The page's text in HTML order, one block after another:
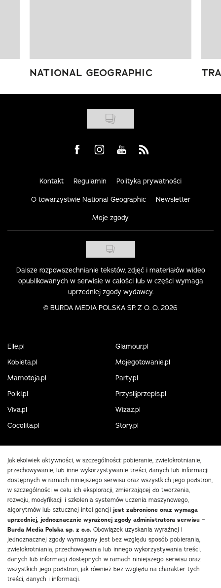
NATIONAL GEOGRAPHIC
Visit us on Facebook
Visit us on Instagram
Visit us on Youtube
Visit us on Rss
Kontakt Regulamin Polityka prywatności
O towarzystwie National Geographic Newsletter
Moje zgody
Dalsze rozpowszechnianie tekstów, zdjęć i materiałów wideo
opublikowanych w serwisie w całości lub w części wymaga
uprzedniej zgody wydawcy.
© BURDA MEDIA POLSKA SP. Z O. O. 2026
Elle.pl
Glamour.pl
Kobieta.pl
Mojegotowanie.pl
Mamotoja.pl
Party.pl
Polki.pl
Przyslijprzepis.pl
Viva.pl
Wizaz.pl
Cocolita.pl
Story.pl
Jakiekolwiek aktywności, w szczególności: pobieranie, zwielokrotnianie,
przechowywanie, lub inne wykorzystywanie treści, danych lub informacji
dostępnych w ramach niniejszego serwisu oraz wszystkich jego podstron,
w szczególności w celu ich eksploracji, zmierzającej do tworzenia,
rozwoju, modyfikacji i szkolenia systemów uczenia maszynowego,
algorytmów lub sztucznej inteligencji jest zabronione oraz wymaga
uprzedniej, jednoznacznie wyrażonej zgody administratora serwisu –
Burda Media Polska sp. z o.o. Obowiązek uzyskania wyraźnej i
jednoznacznej zgody wymagany jest bez względu sposób pobierania,
zwielokrotniania, przechowywania lub innego wykorzystywania treści,
danych lub informacji dostępnych w ramach niniejszego serwisu oraz
wszystkich jego podstron, jak również bez względu na charakter tych
treści, danych i informacji.